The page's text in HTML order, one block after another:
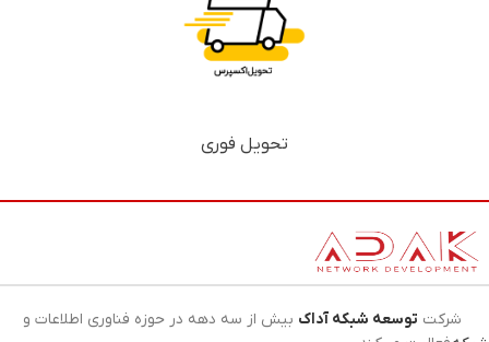
تحویل فوری
شرکت توسعه شبکه آداک بیش از سه دهه در حوزه فناوری اطلاعات و